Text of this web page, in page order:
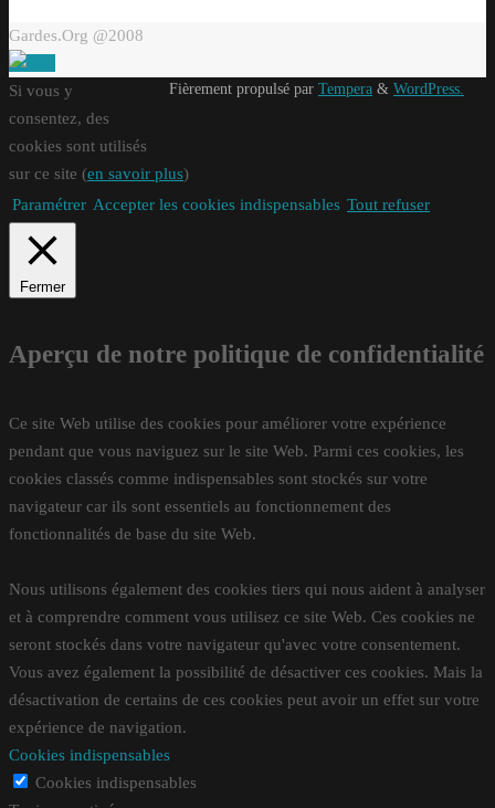
Gardes.Org @2008
Fièrement propulsé par Tempera & WordPress.
Si vous y
consentez, des
cookies sont utilisés
sur ce site (en savoir plus)
Paramétrer Accepter les cookies indispensables Tout refuser
Fermer
Aperçu de notre politique de confidentialité
Ce site Web utilise des cookies pour améliorer votre expérience
pendant que vous naviguez sur le site Web. Parmi ces cookies, les
cookies classés comme indispensables sont stockés sur votre
navigateur car ils sont essentiels au fonctionnement des
fonctionnalités de base du site Web.
Nous utilisons également des cookies tiers qui nous aident à analyser
et à comprendre comment vous utilisez ce site Web. Ces cookies ne
seront stockés dans votre navigateur qu'avec votre consentement.
Vous avez également la possibilité de désactiver ces cookies. Mais la
désactivation de certains de ces cookies peut avoir un effet sur votre
expérience de navigation.
Cookies indispensables
Cookies indispensables